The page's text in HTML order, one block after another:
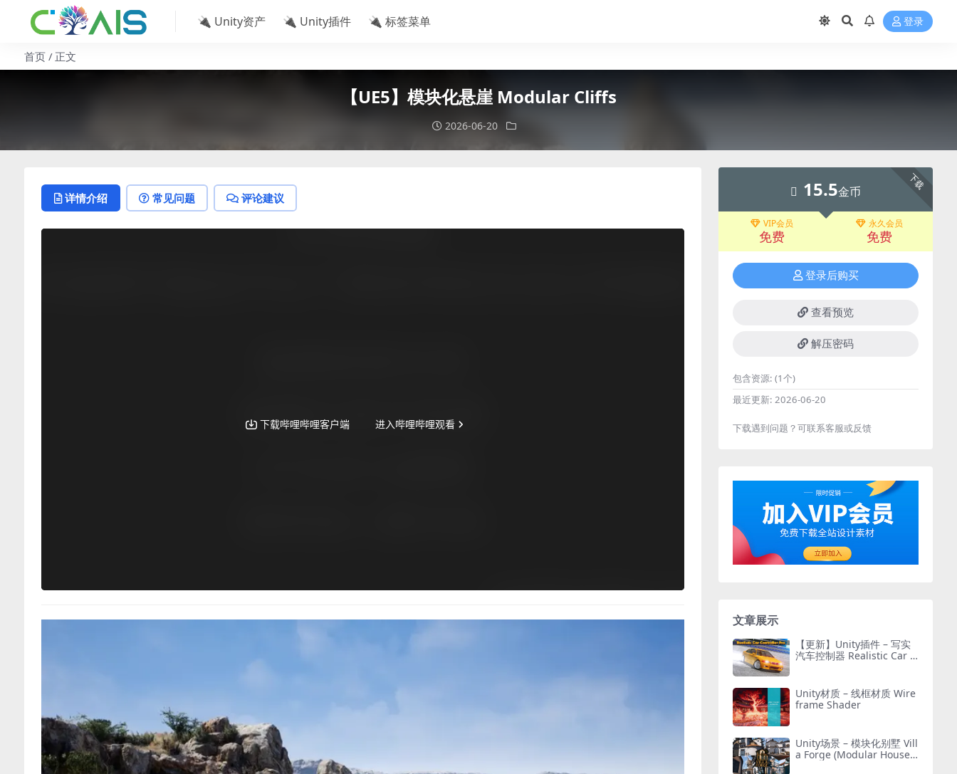
🔌 Unity资产 🔌 Unity插件 🔌 标签菜单 登录
首页 正文
【UE5】模块化悬崖 Modular Cliffs
2026-06-20
详情介绍 常见问题 评论建议
下载
15.5金币
VIP会员
免费
永久会员
免费
登录后购买
查看预览
解压密码
包含资源: (1个)
最近更新: 2026-06-20
下载遇到问题？可联系客服或反馈
文章展示
【更新】Unity插件 – 写实
汽车控制器 Realistic Car C
Unity材质 – 线框材质 Wire
frame Shader
Unity场景 – 模块化别墅 Vill
a Forge (Modular House,